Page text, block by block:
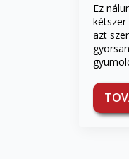
Ez
kétszer
azt